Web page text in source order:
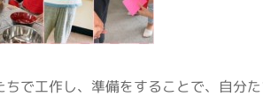
で工作し、準備をすることで、自分